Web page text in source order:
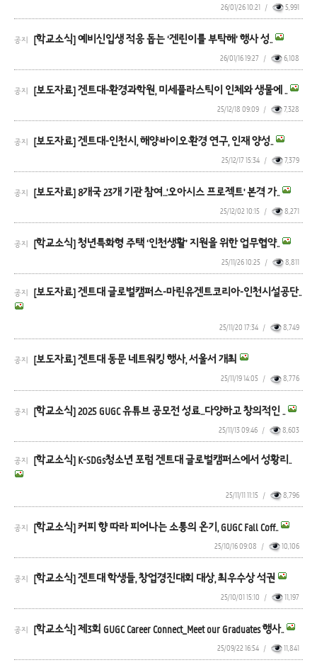
26/01/26 10:21 / 5,991
공지 [학교소식] 예비신입생 적응 돕는 ‘겐린이를 부탁해’ 행사 성..
26/01/16 19:27 / 6,108
공지 [보도자료] 겐트대-환경과학원, 미세플라스틱이 인체와 생물에 ..
25/12/18 09:09 / 7,328
공지 [보도자료] 겐트대-인천시, 해양·바이오·환경 연구, 인재 양성..
25/12/17 15:34 / 7,379
공지 [보도자료] 8개국 23개 기관 참여…'오아시스 프로젝트' 본격 가..
25/12/02 10:15 / 8,271
공지 [학교소식] 청년특화형 주택 ‘인천생활’ 지원을 위한 업무협약..
25/11/26 10:25 / 8,811
공지 [보도자료] 겐트대 글로벌캠퍼스-마린유겐트코리아-인천시설공단..
25/11/20 17:34 / 8,749
공지 [보도자료] 겐트대 동문 네트워킹 행사, 서울서 개최
25/11/19 14:05 / 8,776
공지 [학교소식] 2025 GUGC 유튜브 공모전 성료...다양하고 창의적인 ..
25/11/13 09:46 / 8,603
공지 [학교소식] K-SDGs청소년 포럼 겐트대 글로벌캠퍼스에서 성황리..
25/11/11 11:15 / 8,796
공지 [학교소식] 커피 향 따라 피어나는 소통의 온기, GUGC Fall Coff..
25/10/16 09:08 / 10,106
공지 [학교소식] 겐트대 학생들, 창업경진대회 대상, 최우수상 석권
25/10/01 15:10 / 11,197
공지 [학교소식] 제3회 GUGC Career Connect_Meet our Graduates 행사..
25/09/22 16:54 / 11,841